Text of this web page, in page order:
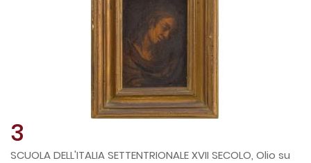
3
SCUOLA DELL'ITALIA SETTENTRIONALE XVII SECOLO, Olio su